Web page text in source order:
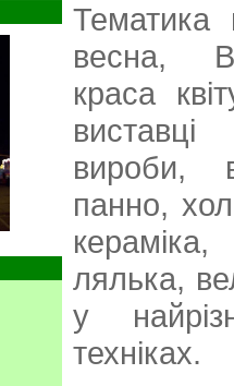
Тематика
весна,
краса
виставці
вироби,
панно,
лялька,
у
техніках.